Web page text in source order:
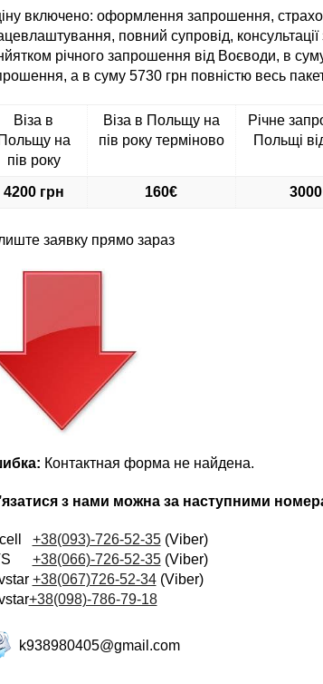
включено: оформлення запрошення,
повний супровід,
річного запрошення від Воєводи, в
а в суму 5730 грн повністю весь
Віза в
Польщу на
пів року
Віза в Польщу на
пів року терміново
Річне
Польщі
4200 грн 160€
заявку прямо зараз
Контактная форма не найдена.
з нами можна за наступними
+38(093)-726-52-35(Viber)
+38(066)-726-52-35(Viber)
+38(067)726-52-34(Viber)
+38(098)-786-79-18
k938980405@gmail.com